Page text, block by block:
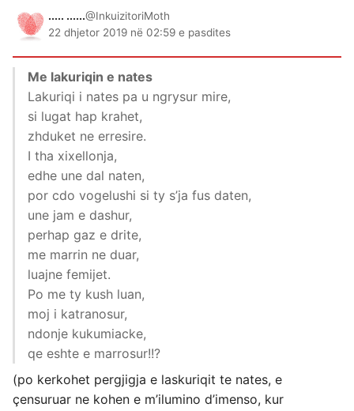
..... ......@InkuizitoriMoth
22 dhjetor 2019 në 02:59 e pasdites
Me lakuriqin e nates
Lakuriqi i nates pa u ngrysur mire,
si lugat hap krahet,
zhduket ne erresire.
I tha xixellonja,
edhe une dal naten,
por cdo vogelushi si ty s’ja fus daten,
une jam e dashur,
perhap gaz e drite,
me marrin ne duar,
luajne femijet.
Po me ty kush luan,
moj i katranosur,
ndonje kukumiacke,
qe eshte e marrosur!!?
(po kerkohet pergjigja e laskuriqit te nates, e
çensuruar ne kohen e m’ilumino d’imenso, kur